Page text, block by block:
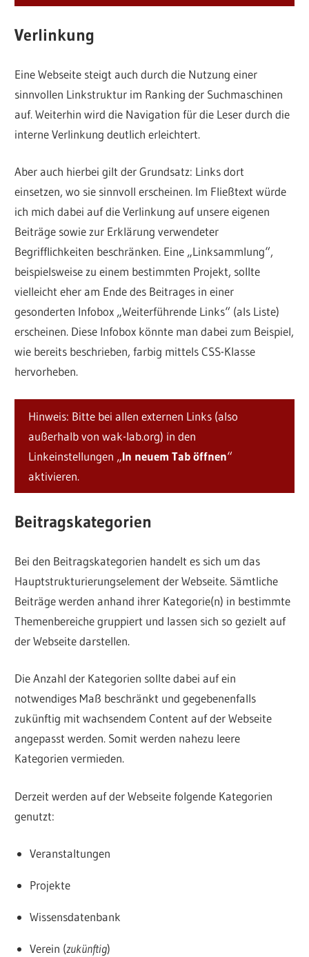
Verlinkung
Eine Webseite steigt auch durch die Nutzung einer
sinnvollen Linkstruktur im Ranking der Suchmaschinen
auf. Weiterhin wird die Navigation für die Leser durch die
interne Verlinkung deutlich erleichtert.
Aber auch hierbei gilt der Grundsatz: Links dort
einsetzen, wo sie sinnvoll erscheinen. Im Fließtext würde
ich mich dabei auf die Verlinkung auf unsere eigenen
Beiträge sowie zur Erklärung verwendeter
Begrifflichkeiten beschränken. Eine „Linksammlung“,
beispielsweise zu einem bestimmten Projekt, sollte
vielleicht eher am Ende des Beitrages in einer
gesonderten Infobox „Weiterführende Links“ (als Liste)
erscheinen. Diese Infobox könnte man dabei zum Beispiel,
wie bereits beschrieben, farbig mittels CSS-Klasse
hervorheben.
Hinweis: Bitte bei allen externen Links (also
außerhalb von wak-lab.org) in den
Linkeinstellungen „In neuem Tab öffnen“
aktivieren.
Beitragskategorien
Bei den Beitragskategorien handelt es sich um das
Hauptstrukturierungselement der Webseite. Sämtliche
Beiträge werden anhand ihrer Kategorie(n) in bestimmte
Themenbereiche gruppiert und lassen sich so gezielt auf
der Webseite darstellen.
Die Anzahl der Kategorien sollte dabei auf ein
notwendiges Maß beschränkt und gegebenenfalls
zukünftig mit wachsendem Content auf der Webseite
angepasst werden. Somit werden nahezu leere
Kategorien vermieden.
Derzeit werden auf der Webseite folgende Kategorien
genutzt:
Veranstaltungen
Projekte
Wissensdatenbank
Verein (zukünftig)